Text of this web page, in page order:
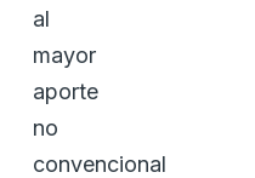
al
mayor
aporte
no
convencional